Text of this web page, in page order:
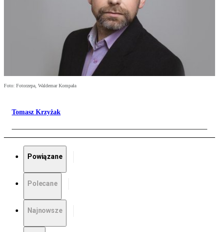
Foto: Fotorzepa, Waldemar Kompała
Tomasz Krzyżak
Powiązane
Polecane
Najnowsze